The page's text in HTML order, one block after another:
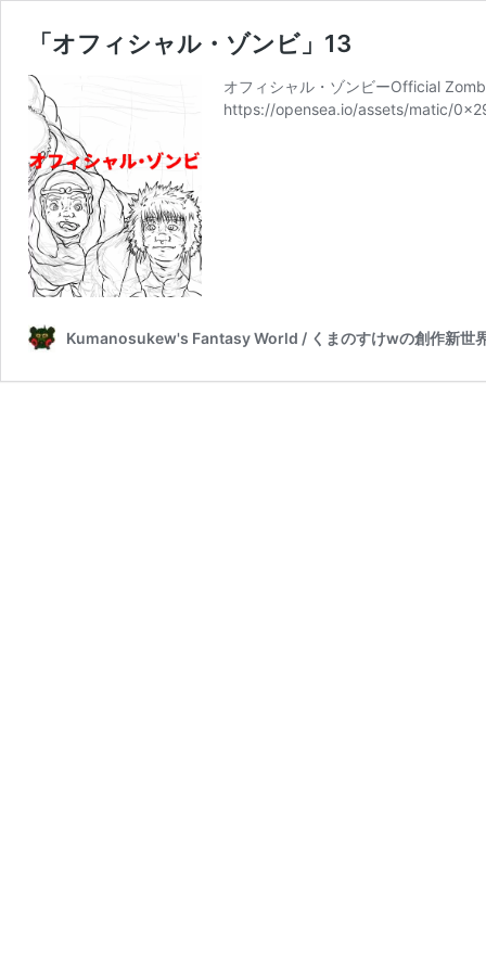
「オフィシャル・ゾンビ」13
オフィシャル・ゾンビーOfficial
https://opensea.io/assets/matic/
Kumanosukew's Fantasy World / くまのすけwの創作新世